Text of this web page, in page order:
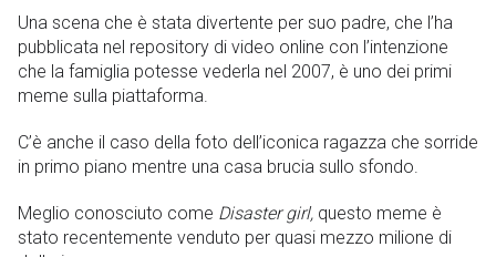
Una scena che è stata divertente per suo padre, che l’ha
pubblicata nel repository di video online con l’intenzione
che la famiglia potesse vederla nel 2007, è uno dei primi
meme sulla piattaforma.
C’è anche il caso della foto dell’iconica ragazza che sorride
in primo piano mentre una casa brucia sullo sfondo.
Meglio conosciuto come Disaster girl, questo meme è
stato recentemente venduto per quasi mezzo milione di